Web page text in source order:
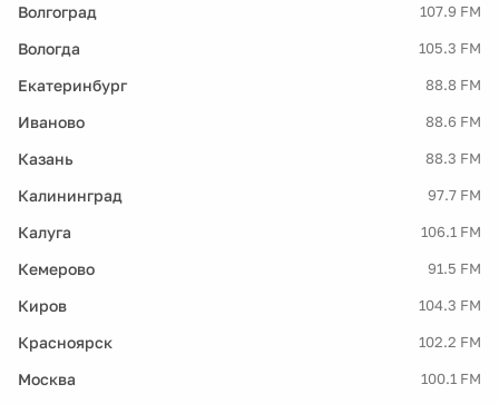
Волгоград 107.9 FM
Вологда 105.3 FM
Екатеринбург 88.8 FM
Иваново 88.6 FM
Казань 88.3 FM
Калининград 97.7 FM
Калуга 106.1 FM
Кемерово 91.5 FM
Киров 104.3 FM
Красноярск 102.2 FM
Москва 100.1 FM